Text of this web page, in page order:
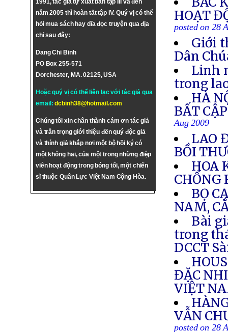
1991, tác giả tự xuất bản tập III và đến
năm 2005 thì hoàn tất tập IV. Quý vị có thể
hỏi mua sách hay dĩa đọc truyện qua địa
chỉ sau đây:
Dang Chi Binh
PO Box 255-571
Dorchester, MA. 02125, USA
Hoặc quý vị có thể liên lạc với tác giả qua
email:dcbinh38@hotmail.com
Chúng tôi xin chân thành cám ơn tác giả
và trân trọng giới thiệu đến quý độc giả
và thính giả khắp nơi một bộ hồi ký có
một không hai, của một trong những điệp
viên hoạt động trong bóng tối, một chiến
sĩ thuộc Quân Lực Việt Nam Cộng Hòa.
HOẠT
posted on 28
Giới
Dân
Linh
trong
HÀ
BẤT
Aug 2009
LAO
BỒI
HOA
CHỐNG
BỌ
NAM,
Bài
trong
DCCT
ĐẶC
VIỆT
VẪN